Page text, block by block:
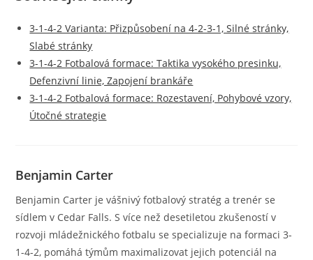
3-1-4-2 Varianta: Přizpůsobení na 4-2-3-1, Silné stránky,
Slabé stránky
3-1-4-2 Fotbalová formace: Taktika vysokého presinku,
Defenzivní linie, Zapojení brankáře
3-1-4-2 Fotbalová formace: Rozestavení, Pohybové vzory,
Útočné strategie
Benjamin Carter
Benjamin Carter je vášnivý fotbalový stratég a trenér se
sídlem v Cedar Falls. S více než desetiletou zkušeností v
rozvoji mládežnického fotbalu se specializuje na formaci 3-
1-4-2, pomáhá týmům maximalizovat jejich potenciál na